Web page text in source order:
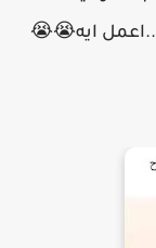
ايه😭😭